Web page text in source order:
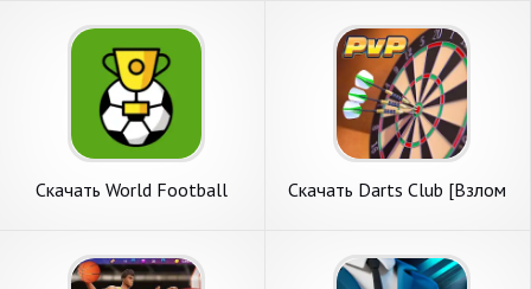
монет] APK на Андроид
Скачать World Football
Скачать Darts Club [Взлом